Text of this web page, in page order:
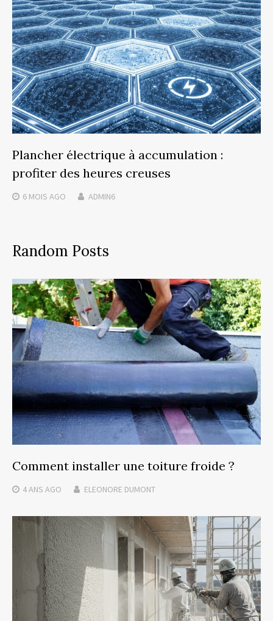
Plancher électrique à accumulation :
profiter des heures creuses
6 MOIS AGO ADMIN6
Random Posts
Comment installer une toiture froide ?
4 ANS AGO ELEONORE DUMONT